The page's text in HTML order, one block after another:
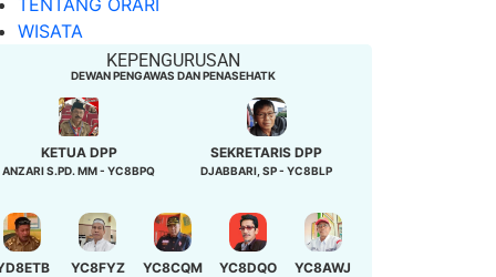
TENTANG ORARI
WISATA
KEPENGURUSAN
DEWAN PENGAWAS DAN PENASEHATK
KETUA DPP
ANZARI S.PD. MM - YC8BPQ
SEKRETARIS DPP
DJABBARI, SP - YC8BLP
YC8FYZ YC8CQM YC8DQO YC8AWJ